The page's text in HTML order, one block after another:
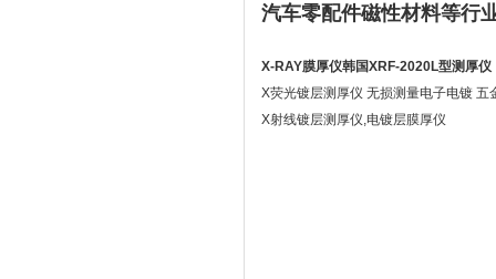
汽车零配件磁性材料等行
X-RAY膜厚仪韩国XRF-2020L型测厚仪
X荧光镀层测厚仪 无损测量电子电镀
X射线镀层测厚仪,电镀层膜厚仪